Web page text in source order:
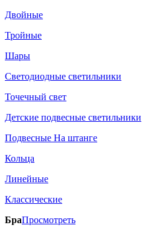
Двойные
Тройные
Шары
Светодиодные светильники
Точечный свет
Детские подвесные светильники
Подвесные На штанге
Кольца
Линейные
Классические
БраПросмотреть